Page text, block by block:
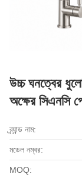
উচ্চ ঘনত্বের ধুলো
অক্ষের সিএনসি
ব্র্যান্ড নাম:
মডেল নম্বর:
MOQ: